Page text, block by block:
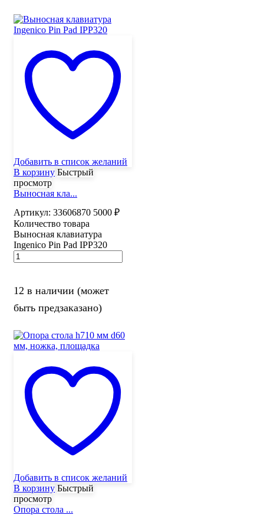
Добавить в список желаний
В корзину Быстрый
просмотр
Выносная кла...
Артикул: 33606870 5000 ₽
Количество товара
Выносная клавиатура
Ingenico Pin Pad IPP320
12 в наличии (может
быть предзаказано)
Добавить в список желаний
В корзину Быстрый
просмотр
Опора стола ...